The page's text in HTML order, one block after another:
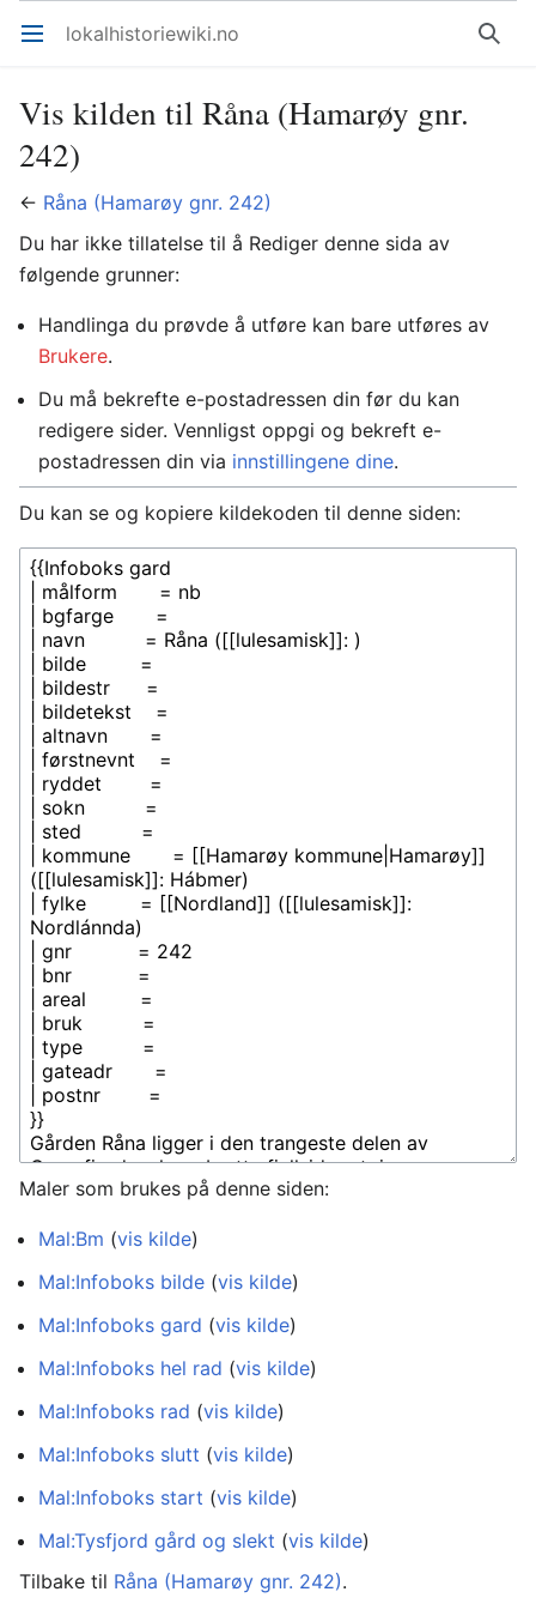
Åpne hovedmenyen lokalhistoriewiki.no Søk
Vis kilden til Råna (Hamarøy gnr.
242)
← Råna (Hamarøy gnr. 242)
Du har ikke tillatelse til å Rediger denne sida av
følgende grunner:
Handlinga du prøvde å utføre kan bare utføres av
Brukere.
Du må bekrefte e-postadressen din før du kan
redigere sider. Vennligst oppgi og bekreft e-
postadressen din via innstillingene dine.
Du kan se og kopiere kildekoden til denne siden:
Maler som brukes på denne siden:
Mal:Bm (vis kilde)
Mal:Infoboks bilde (vis kilde)
Mal:Infoboks gard (vis kilde)
Mal:Infoboks hel rad (vis kilde)
Mal:Infoboks rad (vis kilde)
Mal:Infoboks slutt (vis kilde)
Mal:Infoboks start (vis kilde)
Mal:Tysfjord gård og slekt (vis kilde)
Tilbake til Råna (Hamarøy gnr. 242).